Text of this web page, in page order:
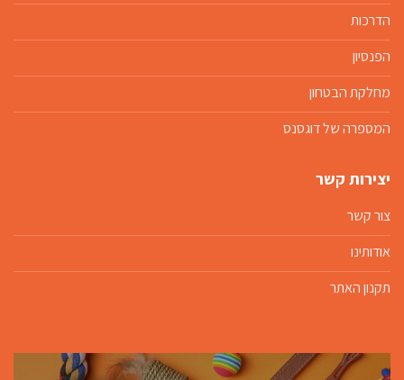
הדרכות
הפנסיון
מחלקת הבטחון
המספרה של דוגסנס
יצירות קשר
צור קשר
אודותינו
תקנון האתר